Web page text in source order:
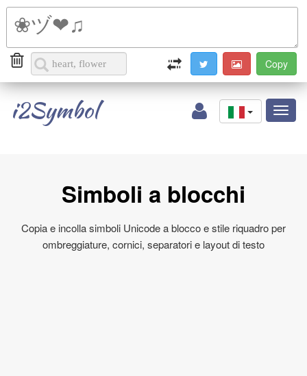
i2Symbol
Simboli a blocchi
Copia e incolla simboli Unicode a blocco e stile riquadro per
ombreggiature, cornici, separatori e layout di testo